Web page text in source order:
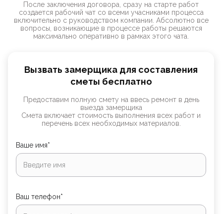
После заключения договора, сразу на старте работ
создается рабочий чат со всеми учасниками процесса
включительно с руководством компании. Абсолютно все
вопросы, возникающие в процессе работы решаются
максимально оперативно в рамках этого чата.
Вызвать замерщика для составления
сметы бесплатно
Предоставим полную смету на ввесь ремонт в день
выезда замерщика
Смета включает стоимость выполнения всех работ и
перечень всех необходимых материалов.
Ваше имя*
Ваш телефон*